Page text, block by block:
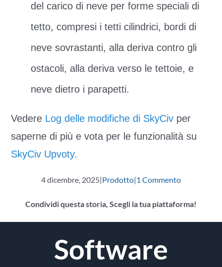
del carico di neve per forme speciali di
tetto, compresi i tetti cilindrici, bordi di
neve sovrastanti, alla deriva contro gli
ostacoli, alla deriva verso le tettoie, e
neve dietro i parapetti.
Vedere Log delle modifiche di SkyCiv per
saperne di più e vota per le funzionalità su
SkyCiv Upvoty.
4 dicembre, 2025|Prodotto|1 Commento
Condividi questa storia, Scegli la tua piattaforma!
Software